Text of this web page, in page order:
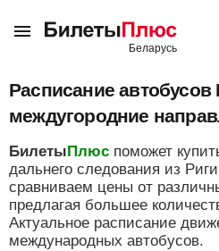
Расписание автобусов
междугородние
БилетыПлюс поможет
дальнего следования из
сравниваем цены от
предлагая большее
Актуальное расписание
международных автобусов.